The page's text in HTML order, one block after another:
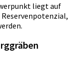
liegt auf